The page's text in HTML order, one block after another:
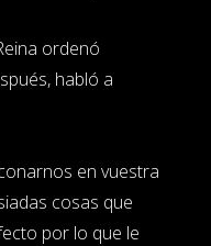
ordenó
habló a
en vuestra
cosas que
por lo que le